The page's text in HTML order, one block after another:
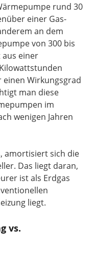
rund 30
einer Gas-
an dem
von 300 bis
aus einer
einen Wirkungsgrad
man diese
im
wenigen Jahren
amortisiert sich die
Das liegt daran,
ist als Erdgas
liegt.
vs.